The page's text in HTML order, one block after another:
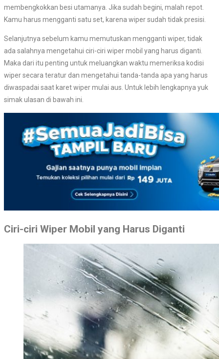
membengkokkan besi utamanya. Jika sudah begini, malah repot.
Kamu harus mengganti satu set, karena wiper sudah tidak presisi.
Selanjutnya sebelum kamu memutuskan mengganti wiper, tidak
ada salahnya mengetahui ciri-ciri wiper mobil yang harus diganti.
Maka dari itu penting untuk meluangkan waktu memeriksa kodisi
wiper secara teratur dan mengetahui tanda-tanda apa yang harus
diwaspadai saat karet wiper mulai aus. Untuk lebih lengkapnya yuk
simak ulasan di bawah ini.
Ciri-ciri Wiper Mobil yang Harus Diganti